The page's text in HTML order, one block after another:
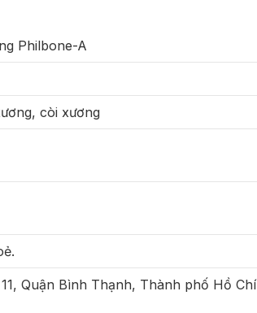
Philbone-A
còi xương
Quận Bình Thạnh, Thành phố Hồ Chí